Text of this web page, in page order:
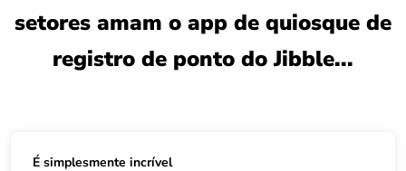
setores amam o app de quiosque de
registro de ponto do Jibble...
É simplesmente incrível